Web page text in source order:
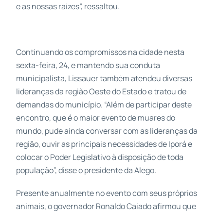
e as nossas raízes”, ressaltou.
Continuando os compromissos na cidade nesta
sexta-feira, 24, e mantendo sua conduta
municipalista, Lissauer também atendeu diversas
lideranças da região Oeste do Estado e tratou de
demandas do município. “Além de participar deste
encontro, que é o maior evento de muares do
mundo, pude ainda conversar com as lideranças da
região, ouvir as principais necessidades de Iporá e
colocar o Poder Legislativo à disposição de toda
população”, disse o presidente da Alego.
Presente anualmente no evento com seus próprios
animais, o governador Ronaldo Caiado afirmou que